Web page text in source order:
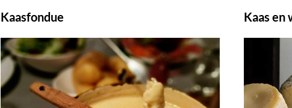
Kaasfondue Kaas en